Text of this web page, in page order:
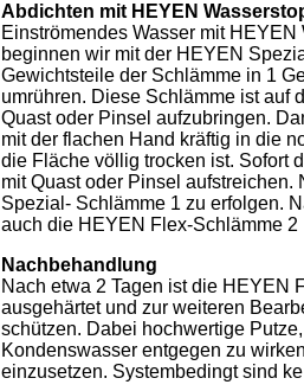
Abdichten mit HEYEN
Einströmendes Wasser mit
beginnen wir mit der HEYEN
Gewichtsteile der Schlämme in 1
umrühren. Diese Schlämme ist auf
Quast oder Pinsel aufzubringen.
mit der flachen Hand kräftig in die
die Fläche völlig trocken ist. Sofort
mit Quast oder Pinsel aufstreichen.
Spezial- Schlämme 1 zu erfolgen.
auch die HEYEN Flex-Schlämme 2
Nachbehandlung
Nach etwa 2 Tagen ist die HEYEN
ausgehärtet und zur weiteren
schützen. Dabei hochwertige
Kondenswasser entgegen zu
einzusetzen. Systembedingt sind